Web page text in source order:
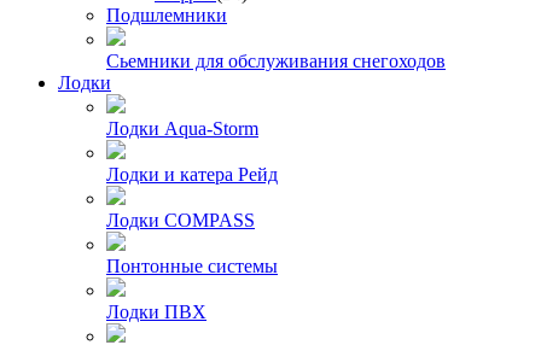
Подшлемники
Сьемники для обслуживания снегоходов
Лодки
Лодки Aqua-Storm
Лодки и катера Рейд
Лодки COMPASS
Понтонные системы
Лодки ПВХ